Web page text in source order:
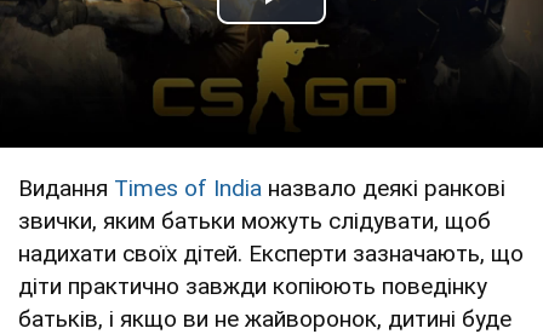
Play Video
Видання Times of India назвало деякі ранкові
звички, яким батьки можуть слідувати, щоб
надихати своїх дітей. Експерти зазначають, що
діти практично завжди копіюють поведінку
батьків, і якщо ви не жайворонок, дитині буде